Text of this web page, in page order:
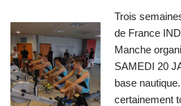
Trois
de France
Manche
SAMEDI 20
base
certainement